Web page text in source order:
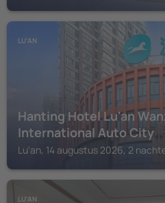
LU'AN
Hanting Hotel Lu'an
International Auto City
Lu'an, 14 augustus 2026, 2
LU'AN